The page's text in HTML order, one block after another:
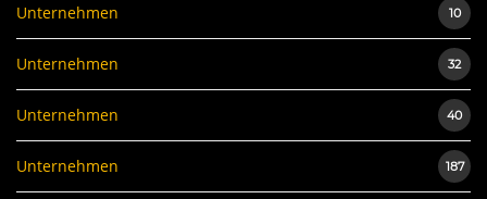
Unternehmen 10
Unternehmen 32
Unternehmen 40
Unternehmen 187